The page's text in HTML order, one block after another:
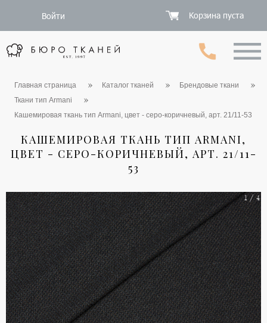
Войти Корзина пуста
Главная страница Каталог тканей
Брендовые ткани
Ткани тип Armani
Кашемировая ткань тип Armani, цвет - серо-коричневый, арт. 21/11-53
КАШЕМИРОВАЯ ТКАНЬ ТИП ARMANI,
ЦВЕТ - СЕРО-КОРИЧНЕВЫЙ, АРТ. 21/11-
53
1 / 4